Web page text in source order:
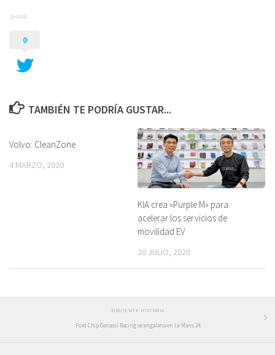
SHARE
0
TAMBIÉN TE PODRÍA GUSTAR...
Volvo: CleanZone
4 MARZO, 2020
KIA crea «Purple M» para
acelerar los servicios de
movilidad EV
20 JULIO, 2020
SIGUIENTE HISTORIA
Ford Chip Ganassi Racing se engalana en Le Mans 24